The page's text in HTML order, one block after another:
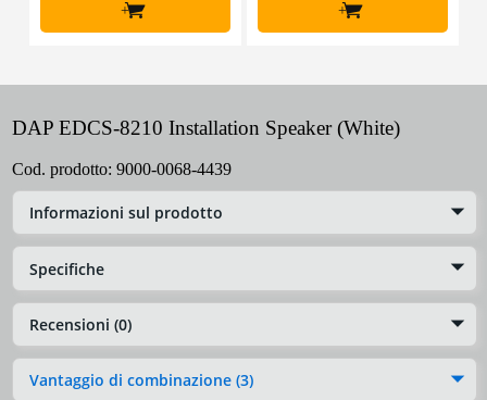
+ +
DAP EDCS-8210 Installation Speaker (White)
Cod. prodotto: 9000-0068-4439
Informazioni sul prodotto
Specifiche
Recensioni (0)
Vantaggio di combinazione (3)